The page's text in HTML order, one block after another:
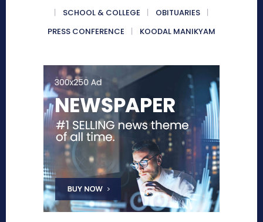
SCHOOL & COLLEGE
OBITUARIES
PRESS CONFERENCE
KOODAL MANIKYAM